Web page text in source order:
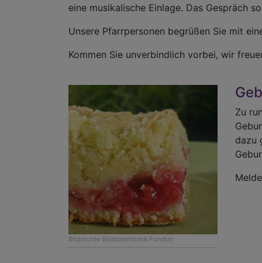
eine musikalische Einlage. Das Gespräch
Unsere Pfarrpersonen begrüßen Sie mit
Kommen Sie unverbindlich vorbei, wir
Bildrechte Bilddatenbank Fundus
Zu
dazu